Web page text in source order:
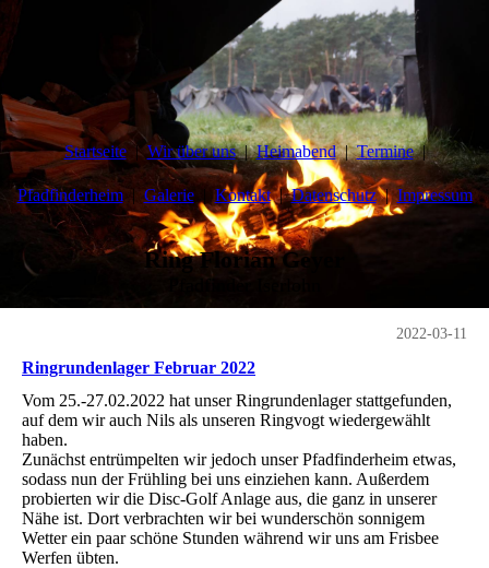
Startseite Wir über uns Heimabend Termine
Pfadfinderheim Galerie Kontakt Datenschutz Impressum
Ring Florian Geyer
Pfadfinder Iserlohn
2022-03-11
Ringrundenlager Februar 2022
Vom 25.-27.02.2022 hat unser Ringrundenlager stattgefunden,
auf dem wir auch Nils als unseren Ringvogt wiedergewählt
haben.
Zunächst entrümpelten wir jedoch unser Pfadfinderheim etwas,
sodass nun der Frühling bei uns einziehen kann. Außerdem
probierten wir die Disc-Golf Anlage aus, die ganz in unserer
Nähe ist. Dort verbrachten wir bei wunderschön sonnigem
Wetter ein paar schöne Stunden während wir uns am Frisbee
Werfen übten.